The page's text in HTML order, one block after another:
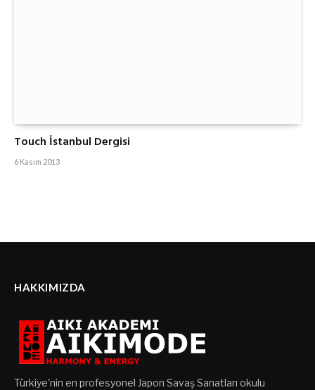
Touch İstanbul Dergisi
6 Kasım 2013
HAKKIMIZDA
Türkiye'nin en profesyonel Japon Savaş Sanatları okulu